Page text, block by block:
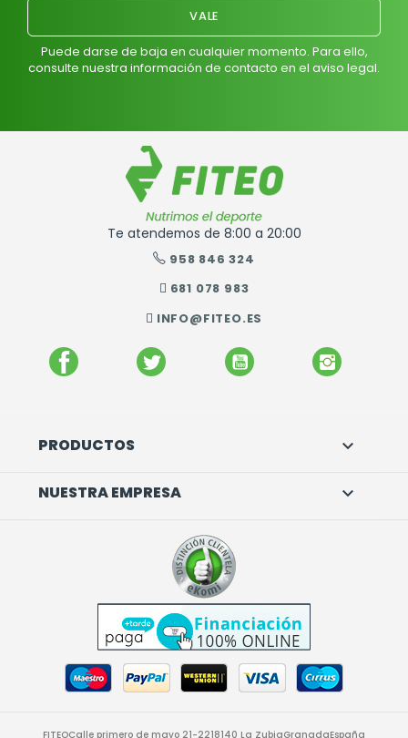
Puede darse de baja en cualquier momento. Para ello,
consulte nuestra información de contacto en el aviso legal.
Te atendemos de 8:00 a 20:00
958 846 324
681 078 983
INFO@FITEO.ES
FACEBOOK TWITTER YOUTUBE
PRODUCTOS 
NUESTRA EMPRESA 
FITEOCalle primero de mayo 21-2218140 La ZubiaGranadaEspaña